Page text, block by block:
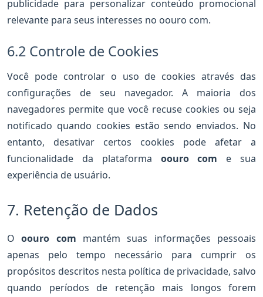
publicidade para personalizar conteúdo promocional
relevante para seus interesses no oouro com.
6.2 Controle de Cookies
Você pode controlar o uso de cookies através das
configurações de seu navegador. A maioria dos
navegadores permite que você recuse cookies ou seja
notificado quando cookies estão sendo enviados. No
entanto, desativar certos cookies pode afetar a
funcionalidade da plataforma oouro com e sua
experiência de usuário.
7. Retenção de Dados
Ooouro com mantém suas informações pessoais
apenas pelo tempo necessário para cumprir os
propósitos descritos nesta política de privacidade, salvo
quando períodos de retenção mais longos forem